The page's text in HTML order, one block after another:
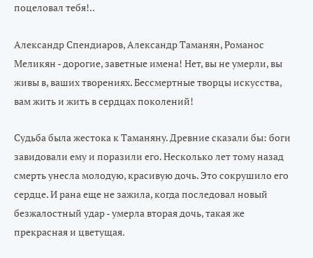
поцеловал тебя!..
Александр Спендиаров, Александр Таманян, Романос
Меликян - дорогие, заветные имена! Нет, вы не умерли, вы
живы в, ваших творениях. Бессмертные творцы искусства,
вам жить и жить в сердцах поколений!
Судьба была жестока к Таманяну. Древние сказали бы: боги
завидовали ему и поразили его. Несколько лет тому назад
смерть унесла молодую, красивую дочь. Это сокрушило его
сердце. И рана еще не зажила, когда последовал новый
безжалостный удар - умерла вторая дочь, такая же
прекрасная и цветущая.